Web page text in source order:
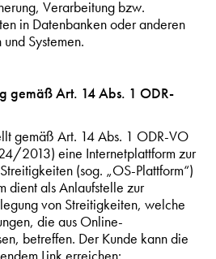
Verarbeitung bzw.
in Datenbanken oder anderen
Systemen.
gemäß Art. 14 Abs. 1 ODR-
gemäß Art. 14 Abs. 1 ODR-VO
2013) eine Internetplattform zur
(sog. „OS-Plattform“)
dient als Anlaufstelle zur
von Streitigkeiten, welche
die aus Online-
betreffen. Der Kunde kann die